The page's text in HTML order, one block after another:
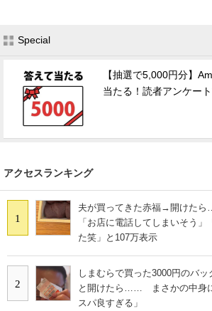
Special
【抽選で5,000円分】
当たる！読者アンケー
アクセスランキング
1
夫が買ってきた赤福→開けた
「お店に電話してしまいそう
た笑」と107万表示
2
しまむらで買った3000円のバ
と開けたら…… まさかの中身
スパ良すぎる」